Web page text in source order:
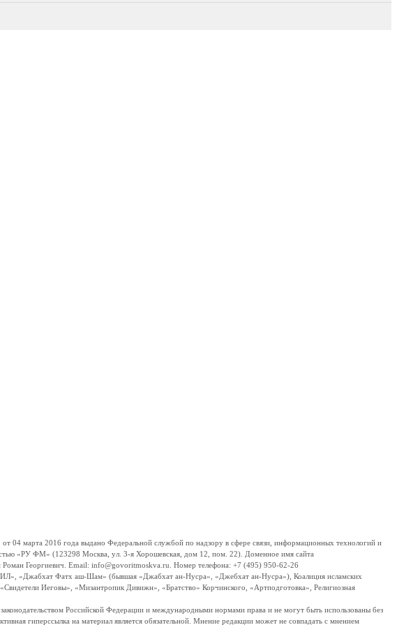
марта 2016 года выдано Федеральной службой по надзору в сфере связи, информационных технологий и
«РУ ФМ» (123298 Москва, ул. 3-я Хорошевская, дом 12, пом. 22). Доменное имя сайта
Роман Георгиевич. Email: info@govoritmoskva.ru. Номер телефона: +7 (495) 950-62-26
«Джабхат Фатх аш-Шам» (бывшая «Джабхат ан-Нусра», «Джебхат ан-Нусра»), Коалиция исламских
Иеговы», «Мизантропик Дивижн», «Братство» Корчинского, «Артподготовка», Религиозная
Российской Федерации и международными нормами права и не могут быть использованы без
гиперссылка на материал является обязательной. Мнение редакции может не совпадать с мнением